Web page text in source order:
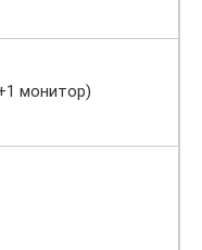
монитор)